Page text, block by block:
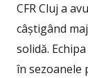
CFR Cluj a
câștigând
solidă.
în sezoanele